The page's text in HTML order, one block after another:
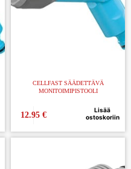
CELLFAST SÄÄDETTÄVÄ
MONITOIMIPISTOOLI
12.95 €
Lisää
ostoskoriin